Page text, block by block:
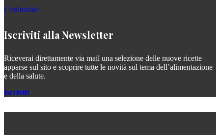
L'editoriale
Iscriviti alla Newsletter
Riceverai direttamente via mail una selezione delle nuove ricette
apparse sul sito e scoprire tutte le novità sul tema dell’alimentazione
e della salute.
Iscriviti